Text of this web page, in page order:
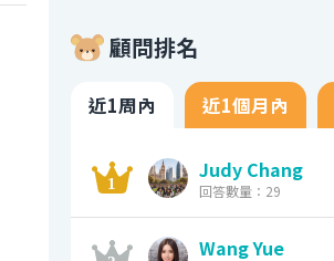
顧問排名
近1周內 近1個月內
Judy Chang
回答數量：29
Wang Yue